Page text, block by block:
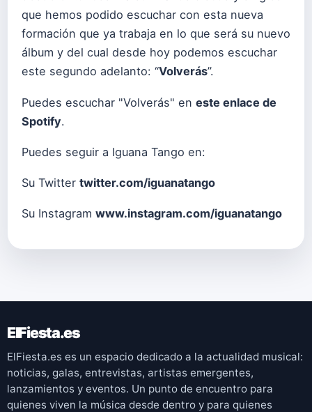
que hemos podido escuchar con esta nueva
formación que ya trabaja en lo que será su nuevo
álbum y del cual desde hoy podemos escuchar
este segundo adelanto: “Volverás”.
Puedes escuchar "Volverás" en este enlace de
Spotify.
Puedes seguir a Iguana Tango en:
Su Twitter twitter.com/iguanatango
Su Instagram www.instagram.com/iguanatango
ElFiesta.es
ElFiesta.es es un espacio dedicado a la actualidad musical:
noticias, galas, entrevistas, artistas emergentes,
lanzamientos y eventos. Un punto de encuentro para
quienes viven la música desde dentro y para quienes